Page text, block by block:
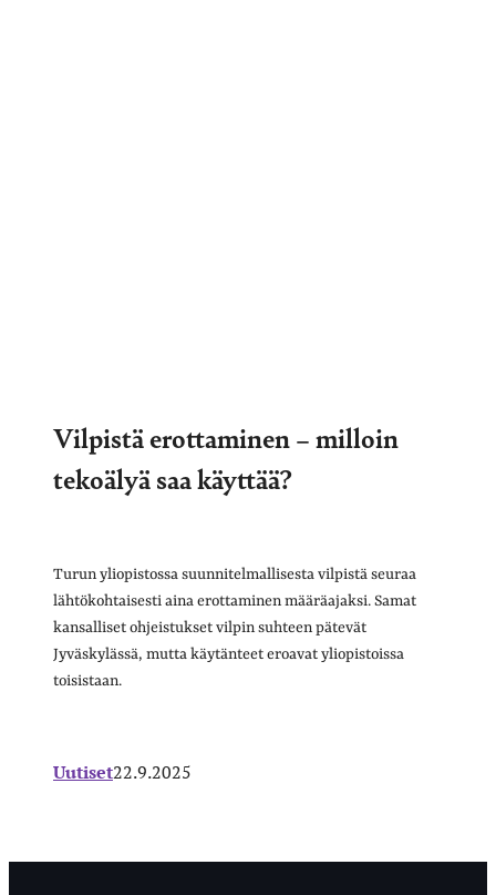
Vilpistä erottaminen – milloin
tekoälyä saa käyttää?
Turun yliopistossa suunnitelmallisesta vilpistä seuraa
lähtökohtaisesti aina erottaminen määräajaksi. Samat
kansalliset ohjeistukset vilpin suhteen pätevät
Jyväskylässä, mutta käytänteet eroavat yliopistoissa
toisistaan.
Uutiset22.9.2025